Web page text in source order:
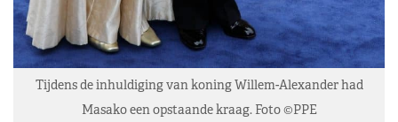
Tijdens de inhuldiging van koning Willem-Alexander had
Masako een opstaande kraag. Foto ©PPE